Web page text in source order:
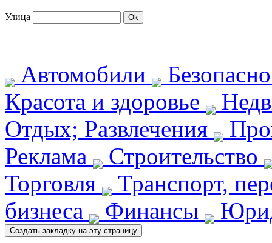
Улица
Автомобили
Красота и здоровье
Отдых; Развлечения
Реклама
Строительство
Торговля
Транспорт,
бизнеса
Финансы